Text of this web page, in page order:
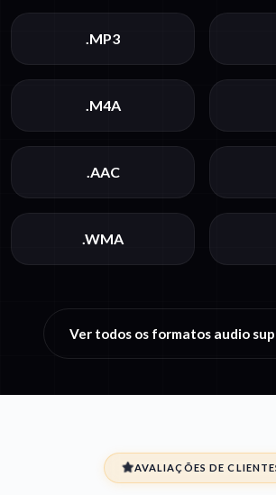
.MP3
.M4A
.AAC
.WMA
Ver todos os formatos audio
AVALIAÇÕES DE